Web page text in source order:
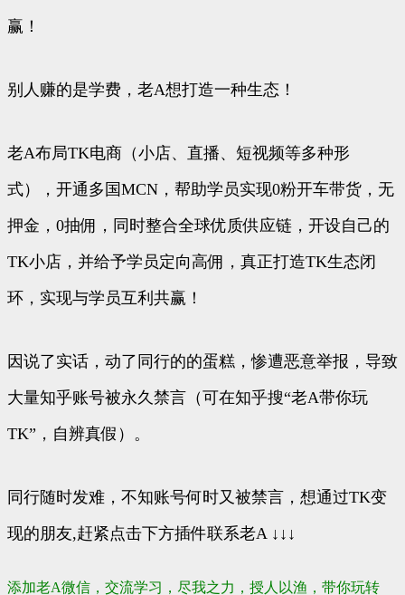
赢！
别人赚的是学费，老A想打造一种生态！
老A布局TK电商（小店、直播、短视频等多种形
式），开通多国MCN，帮助学员实现0粉开车带货，无
押金，0抽佣，同时整合全球优质供应链，开设自己的
TK小店，并给予学员定向高佣，真正打造TK生态闭
环，实现与学员互利共赢！
因说了实话，动了同行的的蛋糕，惨遭恶意举报，导致
大量知乎账号被永久禁言（可在知乎搜“老A带你玩
TK”，自辨真假）。
同行随时发难，不知账号何时又被禁言，想通过TK变
现的朋友,赶紧点击下方插件联系老A ↓↓↓
添加老A微信，交流学习，尽我之力，授人以渔，带你玩转